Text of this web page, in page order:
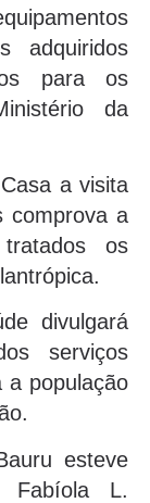
adquiridos
para os
da
a visita
comprova a
os
divulgará
serviços
a população
esteve
Fabíola L.